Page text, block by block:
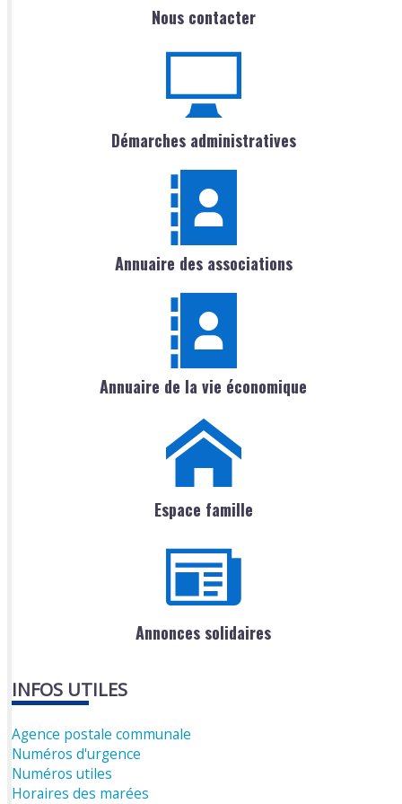
Nous contacter
Démarches administratives
Annuaire des associations
Annuaire de la vie économique
Espace famille
Annonces solidaires
INFOS UTILES
Agence postale communale
Numéros d'urgence
Numéros utiles
Horaires des marées